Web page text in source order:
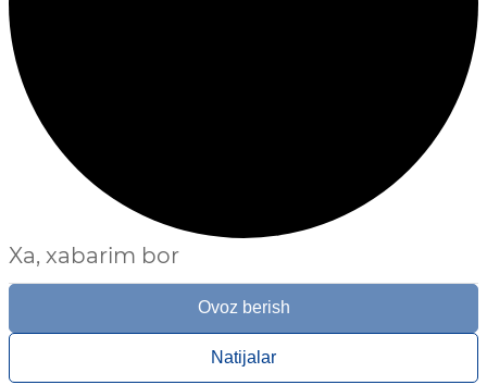
Xa, xabarim bor
Ovoz berish
Natijalar